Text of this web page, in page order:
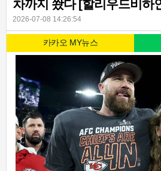
차까지 쐈다 [할리우드비하
2026-07-08 14:26:54
카카오 MY뉴스